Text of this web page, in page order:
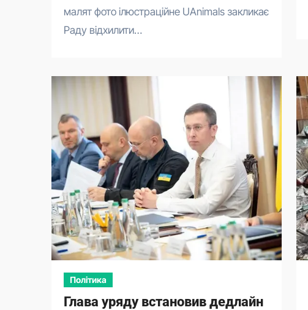
малят фото ілюстраційне UAnimals закликає
Раду відхилити…
Політика
Глава уряду встановив дедлайн